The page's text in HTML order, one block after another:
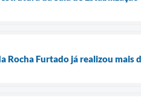
Rocha Furtado já realizou